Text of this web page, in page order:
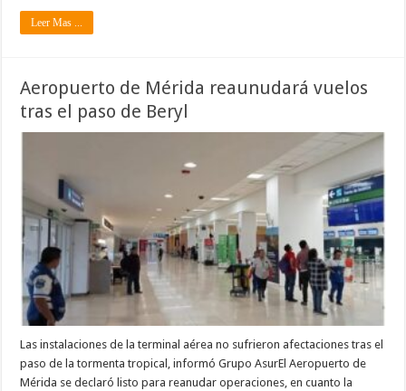
Leer Mas ...
Aeropuerto de Mérida reaunudará vuelos
tras el paso de Beryl
Las instalaciones de la terminal aérea no sufrieron afectaciones tras el
paso de la tormenta tropical, informó Grupo AsurEl Aeropuerto de
Mérida se declaró listo para reanudar operaciones, en cuanto la